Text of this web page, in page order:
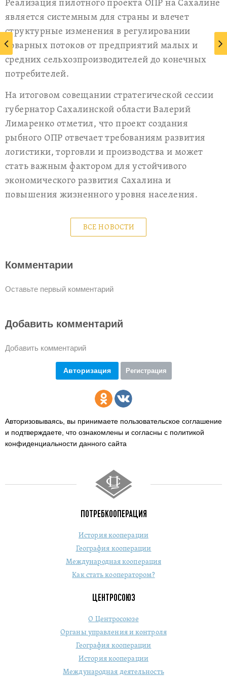
Реализация пилотного проекта ОПР на Сахалине
является системным для страны и влечет
структурные изменения в регулировании
товарных потоков от предприятий малых и
средних сельхозпроизводителей до конечных
потребителей.
На итоговом совещании стратегической сессии
губернатор Сахалинской области Валерий
Лимаренко отметил, что проект создания
рыбного ОПР отвечает требованиям развития
логистики, торговли и производства и может
стать важным фактором для устойчивого
экономического развития Сахалина и
повышения жизненного уровня населения.
ВСЕ НОВОСТИ
Комментарии
Оставьте первый комментарий
Добавить комментарий
Добавить комментарий
Авторизация Регистрация
Авторизовываясь, вы принимаете пользовательское соглашение
и подтверждаете, что ознакомлены и согласны с политикой
конфиденциальности данного сайта
ПОТРЕБКООПЕРАЦИЯ
История кооперации
География кооперации
Международная кооперация
Как стать кооператором?
ЦЕНТРОСОЮЗ
О Центросоюзе
Органы управления и контроля
География кооперации
История кооперации
Международная деятельность